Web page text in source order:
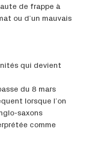
de frappe à
ou d’un mauvais
qui devient
du 8 mars
lorsque l’on
saxons
comme